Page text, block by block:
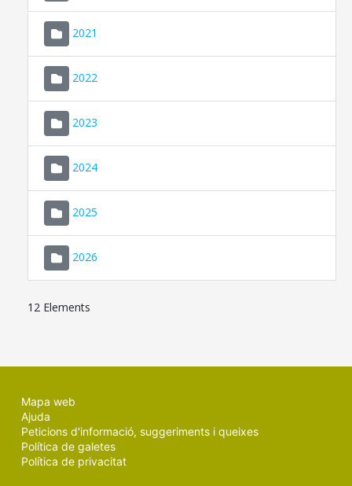
2021
2022
2023
2024
2025
2026
12 Elements
Mapa web
Ajuda
Peticions d'informació, suggeriments i queixes
Política de galetes
Política de privacitat